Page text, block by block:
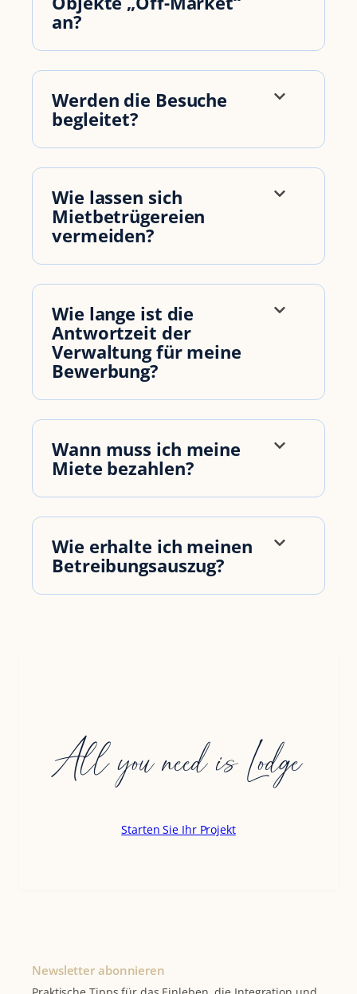
an?
Werden die Besuche
begleitet?
Wie lassen sich
Mietbetrügereien
vermeiden?
Wie lange ist die
Antwortzeit der
Verwaltung für meine
Bewerbung?
Wann muss ich meine
Miete bezahlen?
Wie erhalte ich meinen
Betreibungsauszug?
All you need is Lodge
Starten Sie Ihr Projekt
Newsletter abonnieren